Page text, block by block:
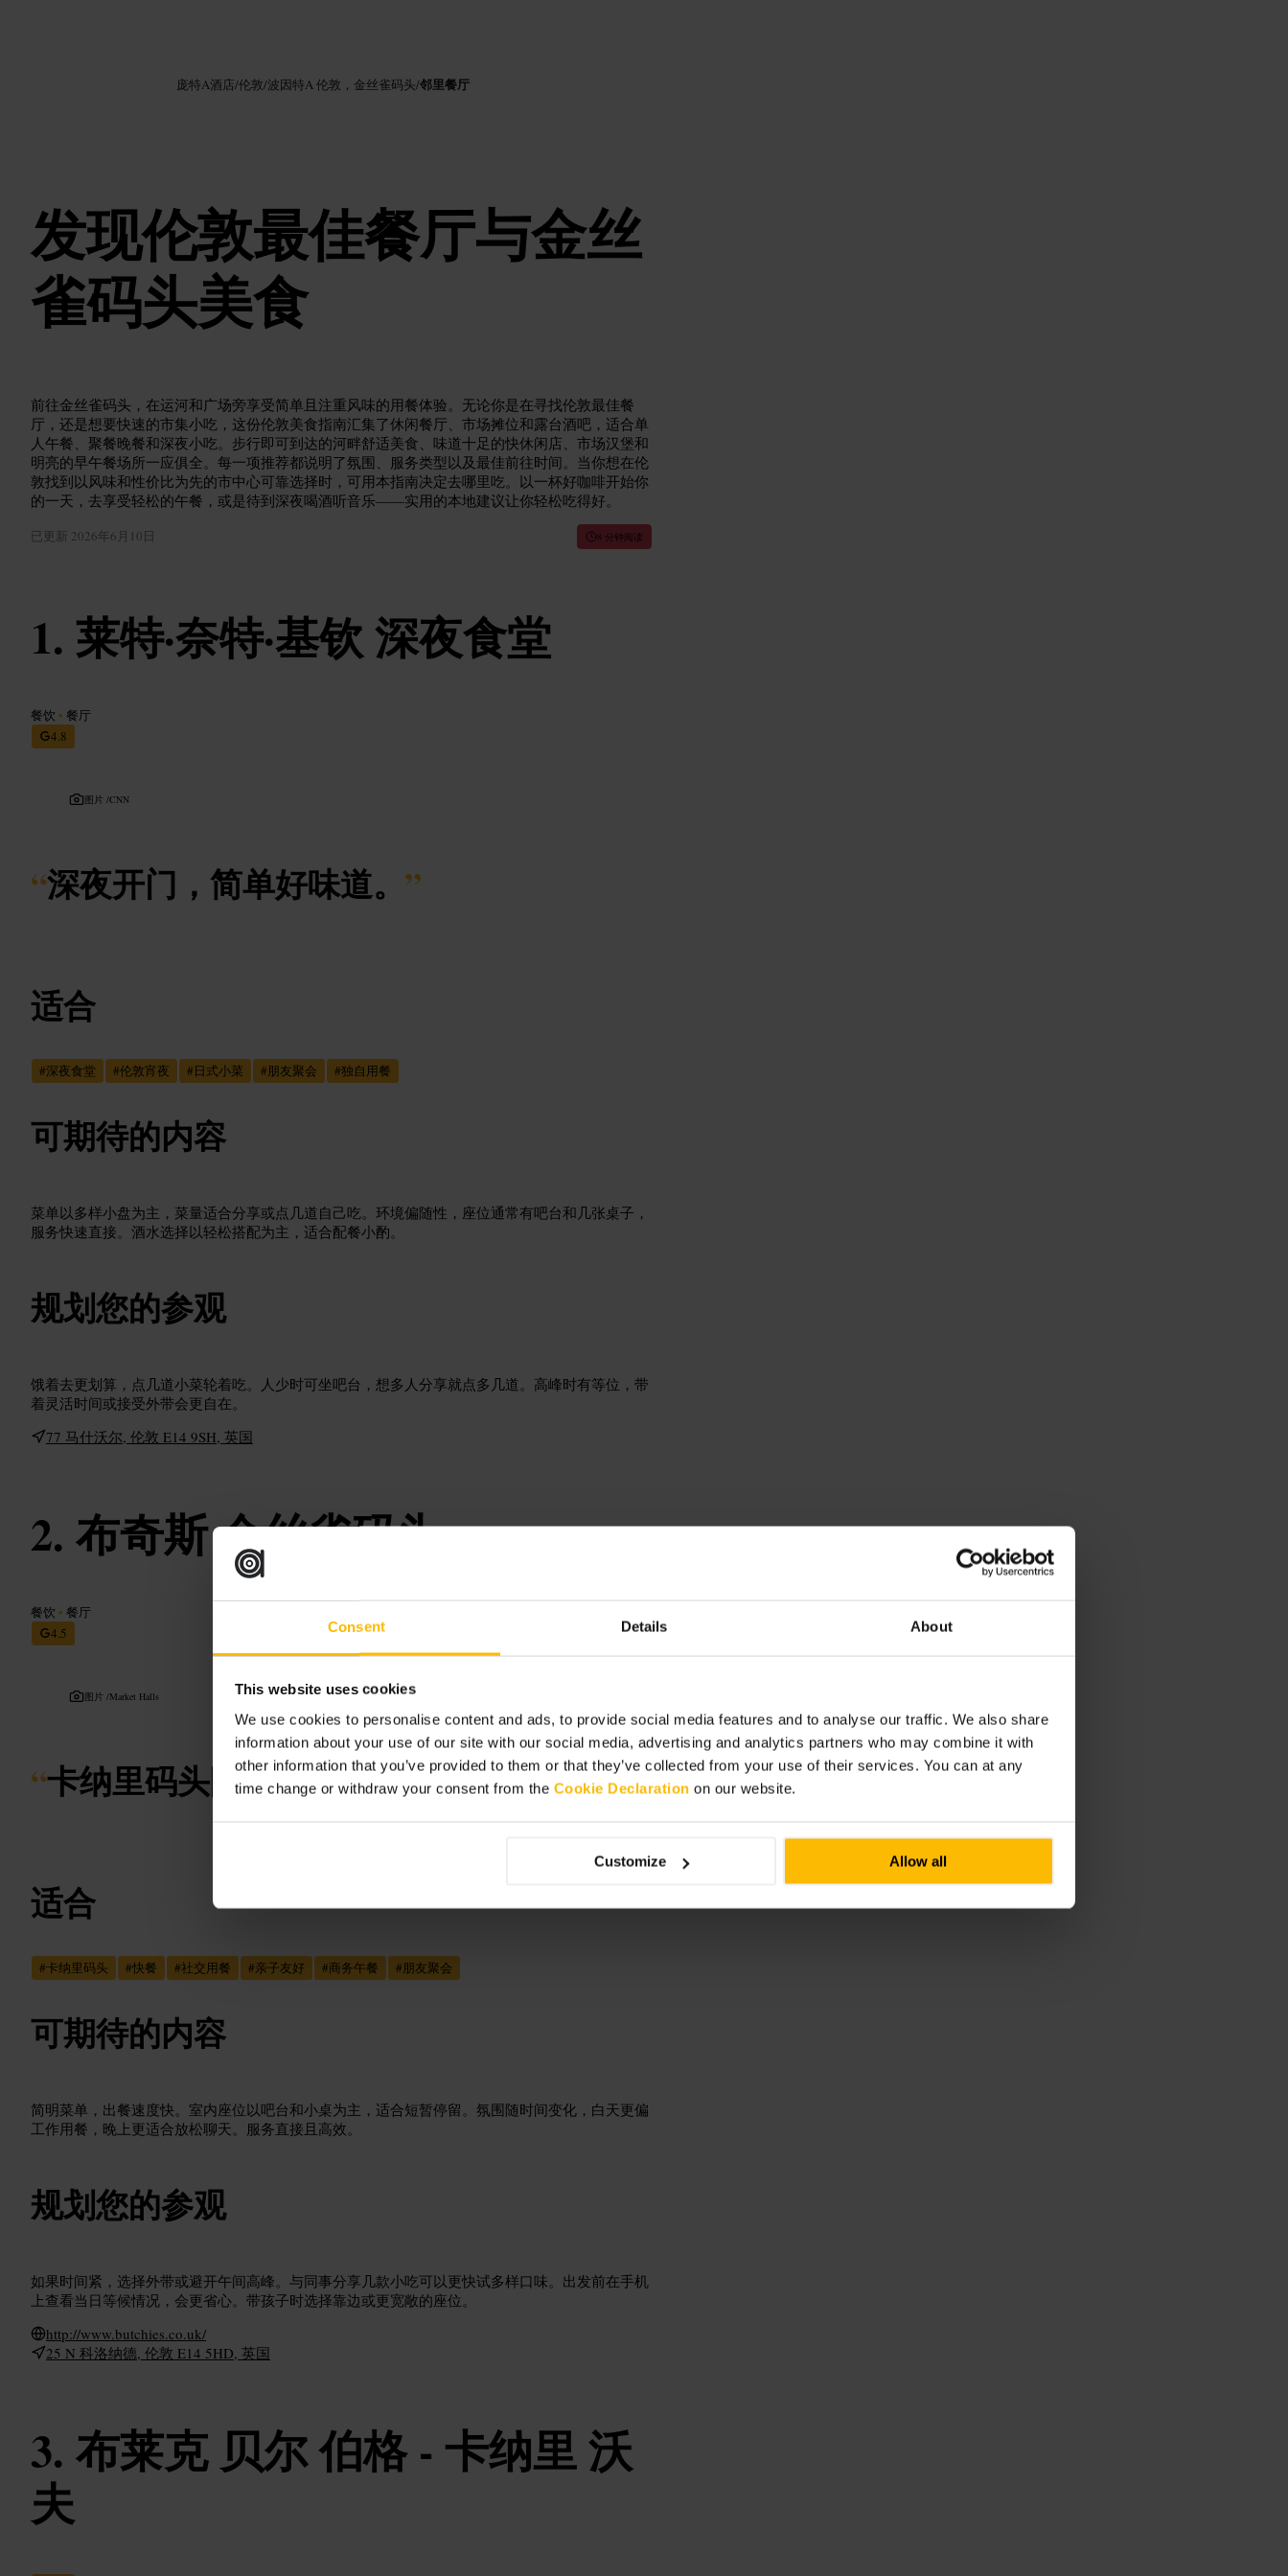
Consent Details About
This website uses cookies
We use cookies to personalise content and ads, to provide social media features and to analyse our traffic. We also share
information about your use of our site with our social media, advertising and analytics partners who may combine it with
other information that you’ve provided to them or that they’ve collected from your use of their services. You can at any
time change or withdraw your consent from the Cookie Declaration on our website.
Customize Allow all
庞特A酒店/伦敦/波因特A 伦敦，金丝雀码头/邻里餐厅
发现伦敦最佳餐厅与金丝
雀码头美食
前往金丝雀码头，在运河和广场旁享受简单且注重风味的用餐体验。无论你是在寻找伦敦最佳餐
厅，还是想要快速的市集小吃，这份伦敦美食指南汇集了休闲餐厅、市场摊位和露台酒吧，适合单
人午餐、聚餐晚餐和深夜小吃。步行即可到达的河畔舒适美食、味道十足的快休闲店、市场汉堡和
明亮的早午餐场所一应俱全。每一项推荐都说明了氛围、服务类型以及最佳前往时间。当你想在伦
敦找到以风味和性价比为先的市中心可靠选择时，可用本指南决定去哪里吃。以一杯好咖啡开始你
的一天，去享受轻松的午餐，或是待到深夜喝酒听音乐——实用的本地建议让你轻松吃得好。
已更新 2026年6月10日 8 分钟阅读
莱特·奈特·基钦 深夜食堂
餐饮 • 餐厅
4.8
图片 /CNN
“深夜开门，简单好味道。 ”
适合
#深夜食堂 #伦敦宵夜 #日式小菜 #朋友聚会 #独自用餐
可期待的内容
菜单以多样小盘为主，菜量适合分享或点几道自己吃。环境偏随性，座位通常有吧台和几张桌子，
服务快速直接。酒水选择以轻松搭配为主，适合配餐小酌。
规划您的参观
饿着去更划算，点几道小菜轮着吃。人少时可坐吧台，想多人分享就点多几道。高峰时有等位，带
着灵活时间或接受外带会更自在。
77 马什沃尔, 伦敦 E14 9SH, 英国
布奇斯 金丝雀码头
餐饮 • 餐厅
4.5
图片 /Market Halls
“卡纳里码头附近的随性一餐，快而可靠。”
适合
#卡纳里码头 #快餐 #社交用餐 #亲子友好 #商务午餐 #朋友聚会
可期待的内容
简明菜单，出餐速度快。室内座位以吧台和小桌为主，适合短暂停留。氛围随时间变化，白天更偏
工作用餐，晚上更适合放松聊天。服务直接且高效。
规划您的参观
如果时间紧，选择外带或避开午间高峰。与同事分享几款小吃可以更快试多样口味。出发前在手机
上查看当日等候情况，会更省心。带孩子时选择靠边或更宽敞的座位。
http://www.butchies.co.uk/
25 N 科洛纳德, 伦敦 E14 5HD, 英国
布莱克 贝尔 伯格 - 卡纳里 沃
夫